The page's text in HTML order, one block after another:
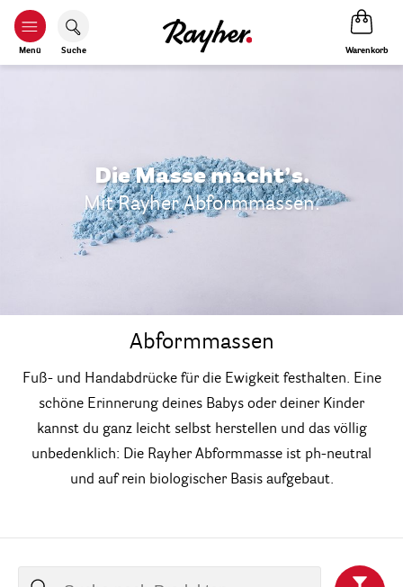
Menü Suche Warenkorb
Die Masse macht’s.
Mit Rayher Abformmassen.
Abformmassen
Fuß- und Handabdrücke für die Ewigkeit festhalten. Eine
schöne Erinnerung deines Babys oder deiner Kinder
kannst du ganz leicht selbst herstellen und das völlig
unbedenklich: Die Rayher Abformmasse ist ph-neutral
und auf rein biologischer Basis aufgebaut.